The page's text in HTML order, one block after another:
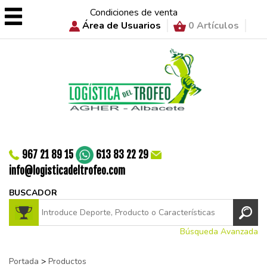
Condiciones de venta
Área de Usuarios
0 Artículos
967 21 89 15
613 83 22 29
info@logisticadeltrofeo.com
BUSCADOR
Búsqueda Avanzada
Portada > Productos